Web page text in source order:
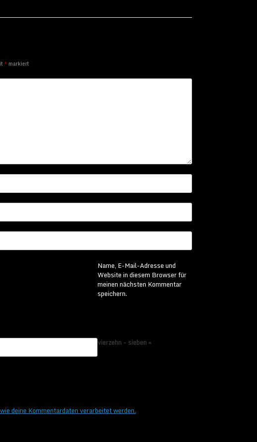
* markiert
Name, E-Mail-Adresse und
Website in diesem Browser für
meinen nächsten Kommentar
speichern.
vierzehn − sieben =
deine Kommentardaten verarbeitet werden..